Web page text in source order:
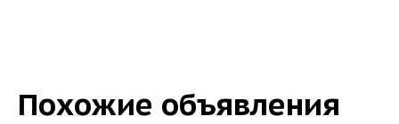
Похожие объявления